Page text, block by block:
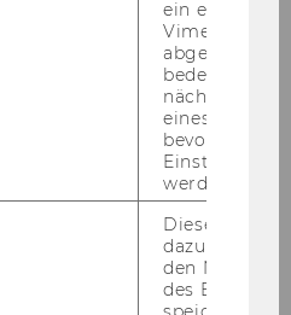
ein
Vimeo-Video
abgespielt
bedeutet,
nächsten
eines Vimeo-
bevorzugten
werden.
Dieser
dazu
den
des